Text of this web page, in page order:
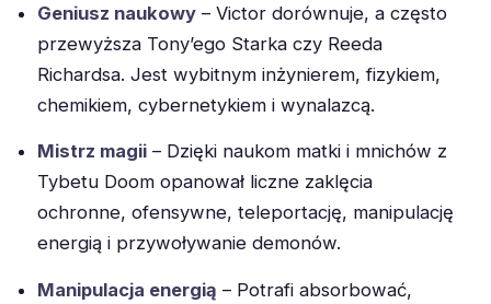
Geniusz naukowy – Victor dorównuje, a często
przewyższa Tony’ego Starka czy Reeda
Richardsa. Jest wybitnym inżynierem, fizykiem,
chemikiem, cybernetykiem i wynalazcą.
Mistrz magii – Dzięki naukom matki i mnichów z
Tybetu Doom opanował liczne zaklęcia
ochronne, ofensywne, teleportację, manipulację
energią i przywoływanie demonów.
Manipulacja energią – Potrafi absorbować,